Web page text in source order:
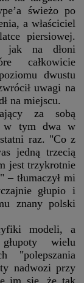
świeżo po
a właściciel
piersiowej.
jak na dłoni
całkowicie
dwustu
uwagi na
na miejscu.
za sobą
w tym dwa w
raz. "Co z
jedną trzecią
jest trzykrotnie
– tłumaczył mi
głupio i
znany polski
modeli, a
wielu
"polepszania
nadwozi przy